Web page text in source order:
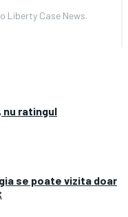
Liberty Case News.
ratingul
se poate vizita doar